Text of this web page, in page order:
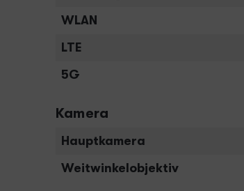
WLAN
LTE
5G
Kamera
Hauptkamera
Weitwinkelobjektiv